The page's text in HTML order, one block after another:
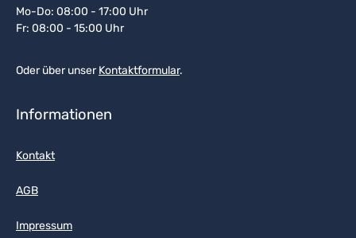
Mo-Do: 08:00 - 17:00 Uhr
Fr: 08:00 - 15:00 Uhr
Oder über unserKontaktformular.
Informationen
Kontakt
AGB
Impressum